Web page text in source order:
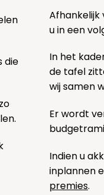
die
Afhankelijk
u in een
In het
de tafel
wij samen
Er wordt
Indien u
inplannen
premies.